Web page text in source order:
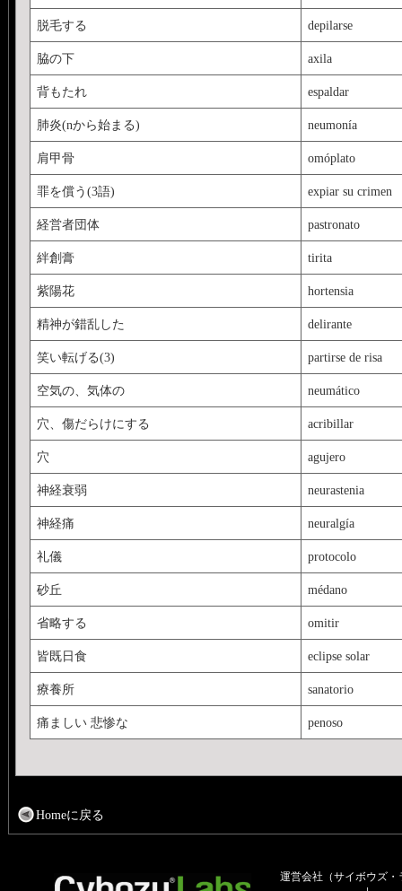
脱毛する depilarse
脇の下 axila
背もたれ espaldar
肺炎(nから始まる) neumonía
肩甲骨 omóplato
罪を償う(3語) expiar su crimen
経営者団体 pastronato
絆創膏 tirita
紫陽花 hortensia
精神が錯乱した delirante
笑い転げる(3) partirse de risa
空気の、気体の neumático
穴、傷だらけにする acribillar
穴 agujero
神経衰弱 neurastenia
神経痛 neuralgía
礼儀 protocolo
砂丘 médano
省略する omitir
皆既日食 eclipse solar
療養所 sanatorio
痛ましい 悲惨な penoso
Homeに戻る
運営会社（サイボウズ・